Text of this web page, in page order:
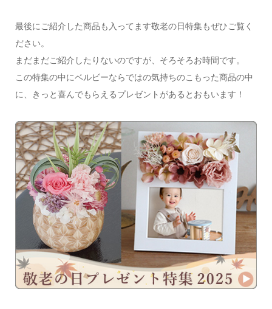
最後にご紹介した商品も入ってます敬老の日特集もぜひご覧く
ださい。
まだまだご紹介したりないのですが、そろそろお時間です。
この特集の中にベルビーならではの気持ちのこもった商品の中
に、きっと喜んでもらえるプレゼントがあるとおもいます！